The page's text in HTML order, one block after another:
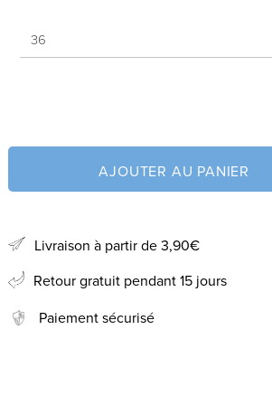
AJOUTER AU PANIER
Livraison à partir de 3,90€
Retour gratuit pendant 15 jours
Paiement sécurisé